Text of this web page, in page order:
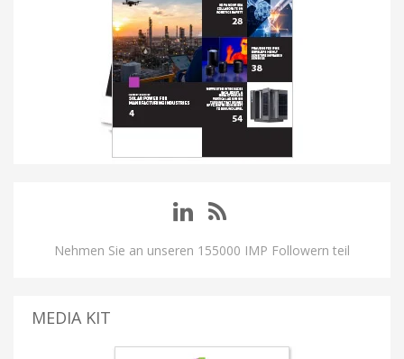
Nehmen Sie an unseren 155000 IMP Followern teil
MEDIA KIT